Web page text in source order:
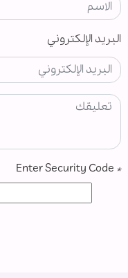
البريد الإلكتروني
*